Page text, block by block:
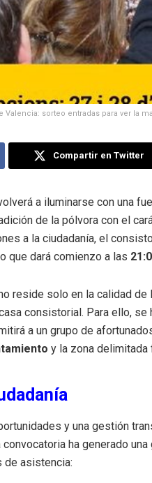
Valencia: sorteo entradas para ver la
Compartir en Twitter
a iluminarse con una
de la pólvora con el
a la ciudadanía, el
que dará comienzo a las
reside solo en la calidad de
consistorial. Para ello, se
a un grupo de
y la zona delimitada
y una gestión
convocatoria ha generado
de asistencia: